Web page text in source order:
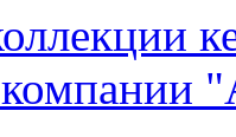
компании